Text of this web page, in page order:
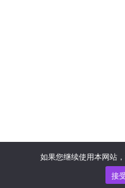
如果您继续使用本网站
接